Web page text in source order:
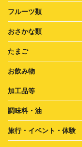
フルーツ類
おさかな類
たまご
お飲み物
加工品等
調味料・油
旅行・イベント・体験